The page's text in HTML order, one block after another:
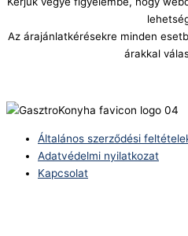
Az árajánlatkérésekre minden
árakkal
Általános szerződési
Adatvédelmi nyilatkozat
Kapcsolat